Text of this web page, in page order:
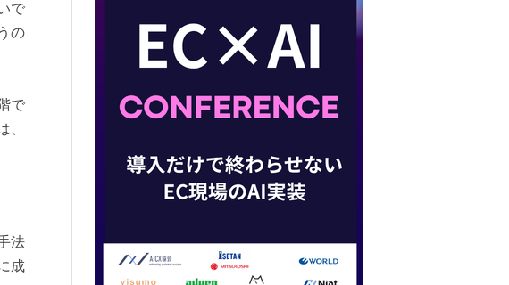
で
の
で
、
法
成